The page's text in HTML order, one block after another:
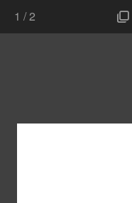
1 /2